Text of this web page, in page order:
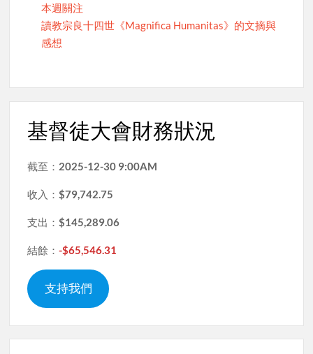
本週關注
讀教宗良十四世《Magnifica Humanitas》的文摘與
感想
基督徒大會財務狀況
截至： 2025-12-30 9:00AM
收入：$79,742.75
支出：$145,289.06
結餘：-$65,546.31
支持我們